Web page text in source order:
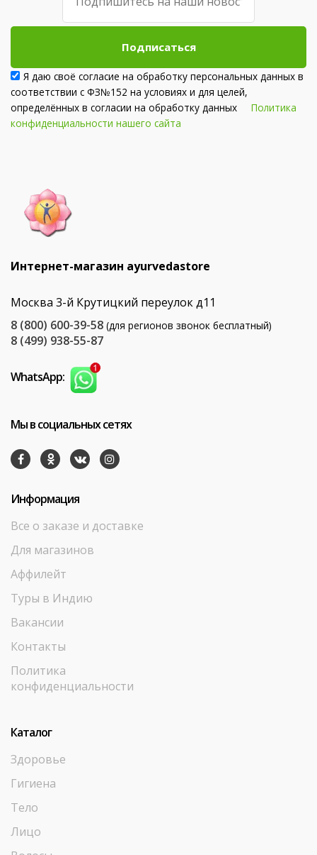
Подписаться
Я даю своё согласие на обработку персональных данных в
соответствии с ФЗ№152 на условиях и для целей,
определённых в согласии на обработку данных Политика
конфиденциальности нашего сайта
Интернет-магазин ayurvedastore
Москва 3-й Крутицкий переулок д11
8 (800) 600-39-58 (для регионов звонок бесплатный)
8 (499) 938-55-87
WhatsApp:
Мы в социальных сетях
Информация
Все о заказе и доставке
Для магазинов
Аффилейт
Туры в Индию
Вакансии
Контакты
Политика
конфиденциальности
Каталог
Здоровье
Гигиена
Тело
Лицо